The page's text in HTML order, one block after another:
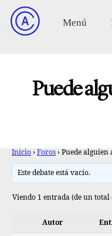
Puede
Inicio › Foros › Puede alguien
Este debate está vacío.
Viendo 1 entrada (de un total
Autor